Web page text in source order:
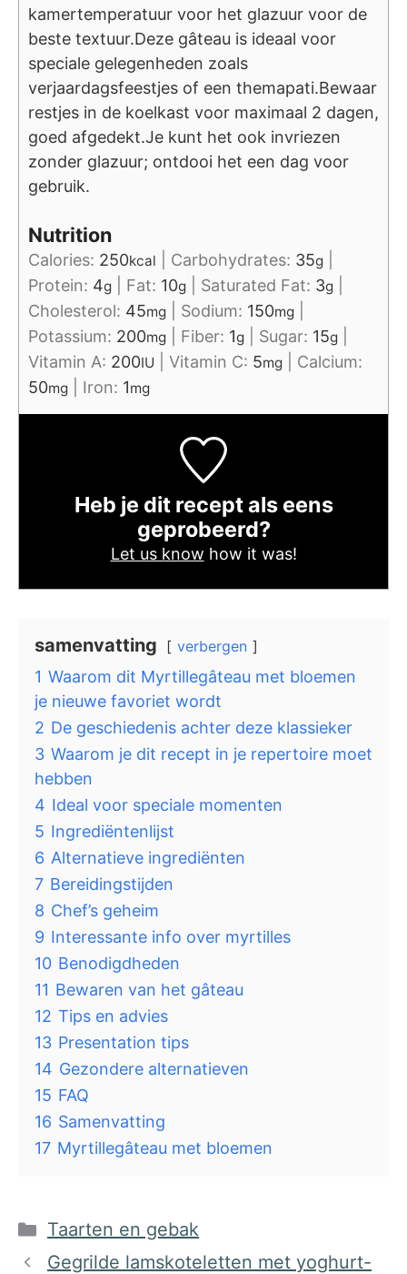
kamertemperatuur voor het glazuur voor de
beste textuur.Deze gâteau is ideaal voor
speciale gelegenheden zoals
verjaardagsfeestjes of een themapati.Bewaar
restjes in de koelkast voor maximaal 2 dagen,
goed afgedekt.Je kunt het ook invriezen
zonder glazuur; ontdooi het een dag voor
gebruik.
Nutrition
Calories: 250kcal Carbohydrates: 35g
Protein: 4g Fat: 10g Saturated Fat: 3g
Cholesterol: 45mg Sodium: 150mg
Potassium: 200mg Fiber: 1g Sugar: 15g
Vitamin A: 200IU Vitamin C: 5mg
Calcium:
50mg Iron: 1mg
Heb je dit recept als eens
geprobeerd?
Let us know how it was!
samenvatting verbergen
1 Waarom dit Myrtillegâteau met bloemen
je nieuwe favoriet wordt
2 De geschiedenis achter deze klassieker
3 Waarom je dit recept in je repertoire moet
hebben
4 Ideal voor speciale momenten
5 Ingrediëntenlijst
6 Alternatieve ingrediënten
7 Bereidingstijden
8 Chef’s geheim
9 Interessante info over myrtilles
10 Benodigdheden
11 Bewaren van het gâteau
12 Tips en advies
13 Presentation tips
14 Gezondere alternatieven
15 FAQ
16 Samenvatting
17 Myrtillegâteau met bloemen
Categorieën
Taarten en gebak
Gegrilde lamskoteletten met yoghurt-